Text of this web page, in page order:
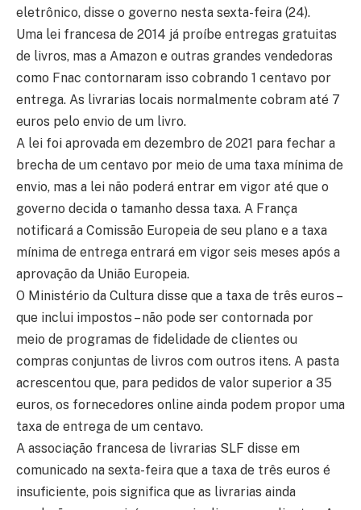
eletrônico, disse o governo nesta sexta-feira (24).
Uma lei francesa de 2014 já proíbe entregas gratuitas
de livros, mas a Amazon e outras grandes vendedoras
como Fnac contornaram isso cobrando 1 centavo por
entrega. As livrarias locais normalmente cobram até 7
euros pelo envio de um livro.
A lei foi aprovada em dezembro de 2021 para fechar a
brecha de um centavo por meio de uma taxa mínima de
envio, mas a lei não poderá entrar em vigor até que o
governo decida o tamanho dessa taxa. A França
notificará a Comissão Europeia de seu plano e a taxa
mínima de entrega entrará em vigor seis meses após a
aprovação da União Europeia.
O Ministério da Cultura disse que a taxa de três euros –
que inclui impostos – não pode ser contornada por
meio de programas de fidelidade de clientes ou
compras conjuntas de livros com outros itens. A pasta
acrescentou que, para pedidos de valor superior a 35
euros, os fornecedores online ainda podem propor uma
taxa de entrega de um centavo.
A associação francesa de livrarias SLF disse em
comunicado na sexta-feira que a taxa de três euros é
insuficiente, pois significa que as livrarias ainda